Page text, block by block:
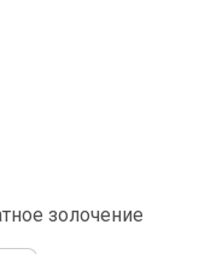
золочение